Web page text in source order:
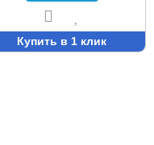
Купить в 1 клик